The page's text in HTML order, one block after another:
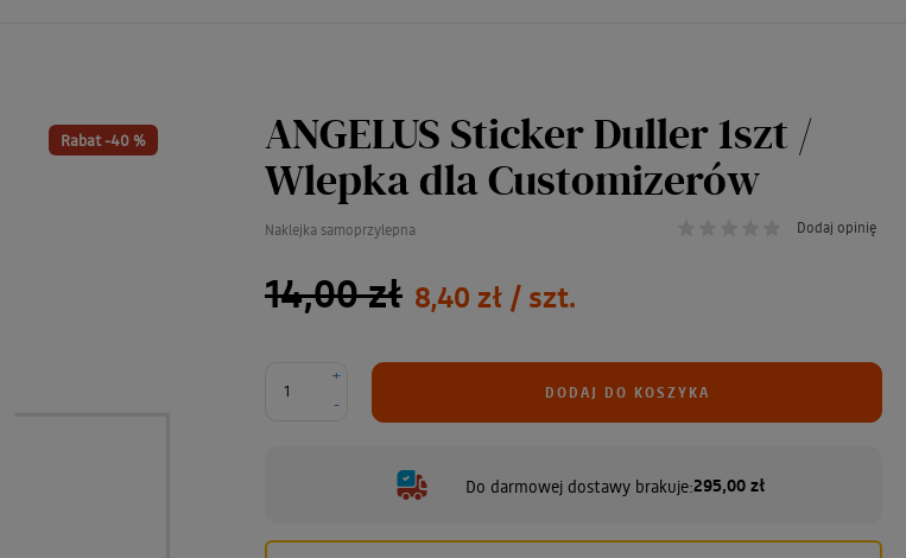
ANGELUS Sticker Duller 1szt /
Wlepka dla Customizerów
Naklejka samoprzylepna Dodaj opinię
Rabat -40 %
14,00 zł 8,40 zł / szt.
-
+
DODAJ DO KOSZYKA
Do darmowej dostawy brakuje:295,00 zł